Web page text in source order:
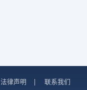
法律声明 |
联系我们